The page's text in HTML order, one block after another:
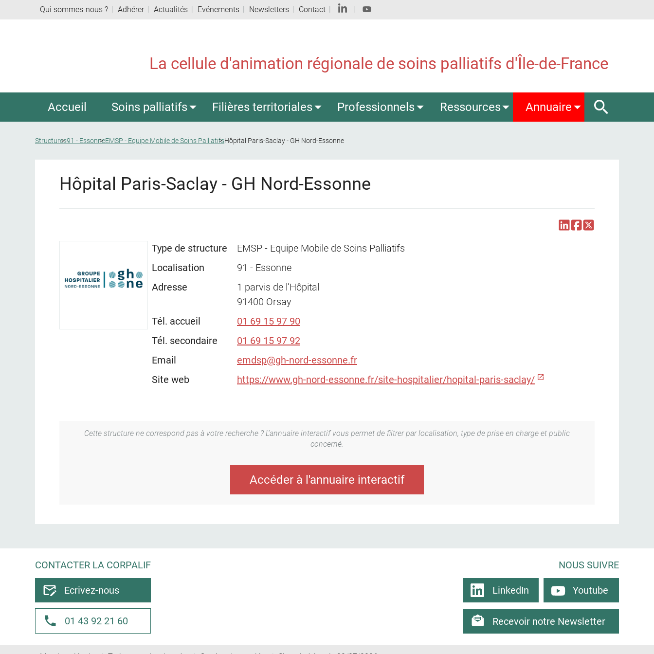
Qui sommes-nous ? Adhérer Actualités Evénements Newsletters Contact
La cellule d'animation régionale de soins palliatifs d'Île-de-France
Accueil Soins palliatifs Filières territoriales Professionnels Ressources Annuaire
Structures91 - EssonneEMSP - Equipe Mobile de Soins PalliatifsHôpital Paris-Saclay - GH Nord-Essonne
Hôpital Paris-Saclay - GH Nord-Essonne
Type de structure
EMSP - Equipe Mobile de Soins Palliatifs
Localisation
91 - Essonne
Adresse
1 parvis de l’Hôpital
91400 Orsay
Tél. accueil
01 69 15 97 90
Tél. secondaire
01 69 15 97 92
Email
emdsp@gh-nord-essonne.fr
Site web
https://www.gh-nord-essonne.fr/site-hospitalier/hopital-paris-saclay/
Cette structure ne correspond pas à votre recherche ? L'annuaire interactif vous permet de filtrer par localisation, type de prise en charge et public
concerné.
Accéder à l'annuaire interactif
CONTACTER LA CORPALIF
Ecrivez-nous
01 43 92 21 60
NOUS SUIVRE
LinkedIn Youtube
Recevoir notre Newsletter